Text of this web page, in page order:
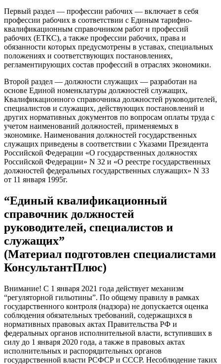
Первый раздел — профессии рабочих — включает в себя
профессии рабочих в соответствии с Единым тарифно-
квалификационным справочником работ и профессий
рабочих (ЕТКС), а также профессии рабочих, права и
обязанности которых предусмотрены в уставах, специальных
положениях и соответствующих постановлениях,
регламентирующих состав профессий в отраслях экономики.
Второй раздел — должности служащих — разработан на
основе Единой номенклатуры должностей служащих,
Квалификационного справочника должностей руководителей,
специалистов и служащих, действующих постановлений и
других нормативных документов по вопросам оплаты труда с
учетом наименований должностей, применяемых в
экономике. Наименования должностей государственных
служащих приведены в соответствии с Указами Президента
Российской Федерации «О государственных должностях
Российской Федерации» N 32 и «О реестре государственных
должностей федеральных государственных служащих» N 33
от 11 января 1995г.
“Единый квалификационный
справочник должностей
руководителей, специалистов и
служащих”
(Материал подготовлен специалистами
КонсультантПлюс)
Внимание! С 1 января 2021 года действует механизм
“регуляторной гильотины”. По общему правилу в рамках
государственного контроля (надзора) не допускается оценка
соблюдения обязательных требований, содержащихся в
нормативных правовых актах Правительства РФ и
федеральных органов исполнительной власти, вступивших в
силу до 1 января 2020 года, а также в правовых актах
исполнительных и распорядительных органов
государственной власти РСФСР и СССР. Несоблюдение таких